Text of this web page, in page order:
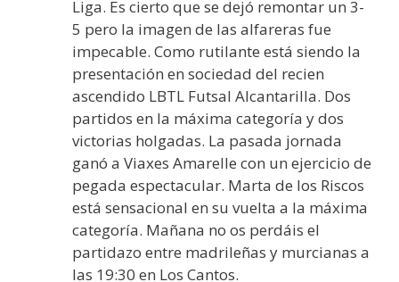
Liga. Es cierto que se dejó remontar un 3-
5 pero la imagen de las alfareras fue
impecable. Como rutilante está siendo la
presentación en sociedad del recien
ascendido LBTL Futsal Alcantarilla. Dos
partidos en la máxima categoría y dos
victorias holgadas. La pasada jornada
ganó a Viaxes Amarelle con un ejercicio de
pegada espectacular. Marta de los Riscos
está sensacional en su vuelta a la máxima
categoría. Mañana no os perdáis el
partidazo entre madrileñas y murcianas a
las 19:30 en Los Cantos.